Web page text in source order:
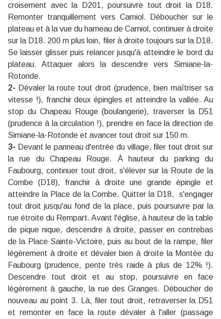
croisement avec la D201, poursuivre tout droit la D18.
Remonter tranquillement vers Carniol. Déboucher sur le
plateau et à la vue du hameau de Carniol, continuer à droite
sur la D18. 200 m plus loin, filer à droite toujours sur la D18.
Se laisser glisser puis relancer jusqu'à atteindre le bord du
plateau. Attaquer alors la descendre vers Simiane-la-
Rotonde.
2- Dévaler la route tout droit (prudence, bien maîtriser sa
vitesse !), franchir deux épingles et atteindre la vallée. Au
stop du Chapeau Rouge (boulangerie), traverser la D51
(prudence à la circulation !), prendre en face la direction de
Simiane-la-Rotonde et avancer tout droit sur 150 m.
3- Devant le panneau d'entrée du village, filer tout droit sur
la rue du Chapeau Rouge. À hauteur du parking du
Faubourg, continuer tout droit, s'élever sur la Route de la
Combe (D18), franchir à droite une grande épingle et
atteindre la Place de la Combe. Quitter la D18, s'engager
tout droit jusqu'au fond de la place, puis poursuivre par la
rue étroite du Rempart. Avant l'église, à hauteur de la table
de pique nique, descendre à droite, passer en contrebas
de la Place Sainte-Victoire, puis au bout de la rampe, filer
légèrement à droite et dévaler bien à droite la Montée du
Faubourg (prudence, pente très raide à plus de 12% !).
Descendre tout droit et au stop, poursuivre en face
légèrement à gauche, la rue des Granges. Déboucher de
nouveau au point 3. Là, filer tout droit, retraverser la D51
et remonter en face la route dévaler à l'aller (passage